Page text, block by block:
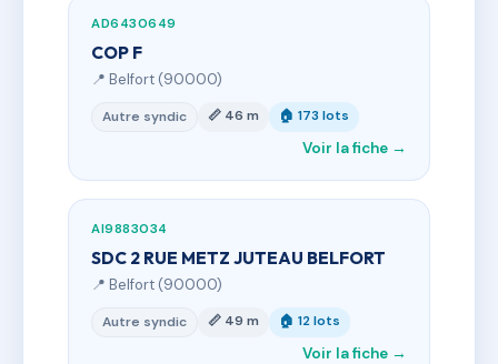
AD6430649
COP F
📍 Belfort (90000)
Autre syndic 📏 46 m 🏠 173 lots
Voir la fiche →
AI9883034
SDC 2 RUE METZ JUTEAU BELFORT
📍 Belfort (90000)
Autre syndic 📏 49 m 🏠 12 lots
Voir la fiche →